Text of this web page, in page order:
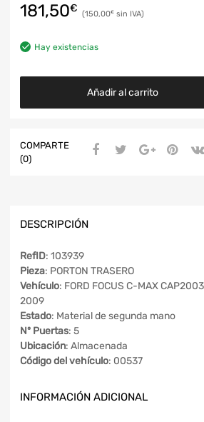
181,50€ 150,00€
Hay existencias
Añadir al carrito
COMPARTE
(0)
DESCRIPCIÓN
RefID: 103939
Pieza: PORTON TRASERO
Vehículo: FORD FOCUS C-MAX
2009
Estado: Material de segunda mano
Nº Puertas: 5
Ubicación: Almacenada
Código del vehículo: 00537
INFORMACIÓN ADICIONAL